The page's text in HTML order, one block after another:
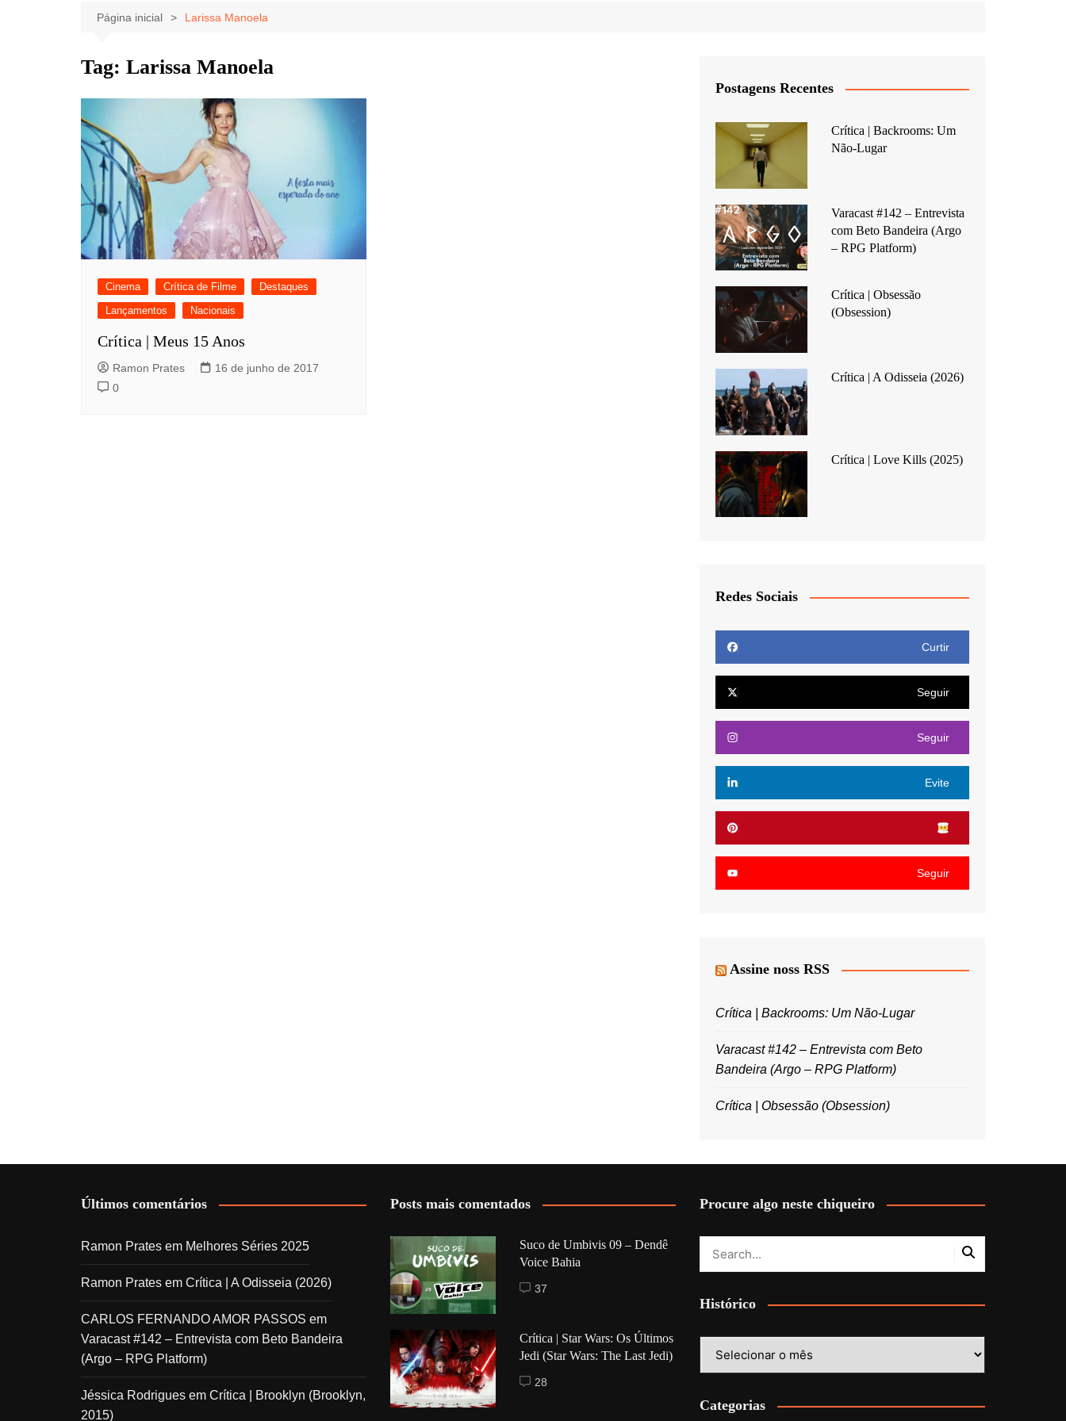
Celebridades
Música
Clássicos
Página inicial Larissa Manoela
Tag: Larissa Manoela
Cinema Crítica de Filme
Destaques
Lançamentos
Nacionais
Crítica | Meus 15 Anos
Ramon Prates
16 de junho de 2017
0
Postagens Recentes
Crítica | Backrooms: Um
Não-Lugar
Varacast #142 – Entrevista
com Beto Bandeira (Argo
– RPG Platform)
Crítica | Obsessão
(Obsession)
Crítica | A Odisseia (2026)
Crítica | Love Kills (2025)
Redes Sociais
Curtir
Seguir
Seguir
Evite
Seguir
Assine noss RSS
Crítica | Backrooms: Um Não-Lugar
Varacast #142 – Entrevista com Beto
Bandeira (Argo – RPG Platform)
Crítica | Obsessão (Obsession)
Últimos comentários
Ramon Prates em Melhores Séries 2025
Ramon Prates em Crítica | A Odisseia (2026)
CARLOS FERNANDO AMOR PASSOS em
Varacast #142 – Entrevista com Beto Bandeira
(Argo – RPG Platform)
Jéssica Rodrigues em Crítica | Brooklyn (Brooklyn,
2015)
Posts mais comentados
Suco de Umbivis 09 – Dendê
Voice Bahia
37
Crítica | Star Wars: Os Últimos
Jedi (Star Wars: The Last Jedi)
28
Procure algo neste chiqueiro
Histórico
Categorias